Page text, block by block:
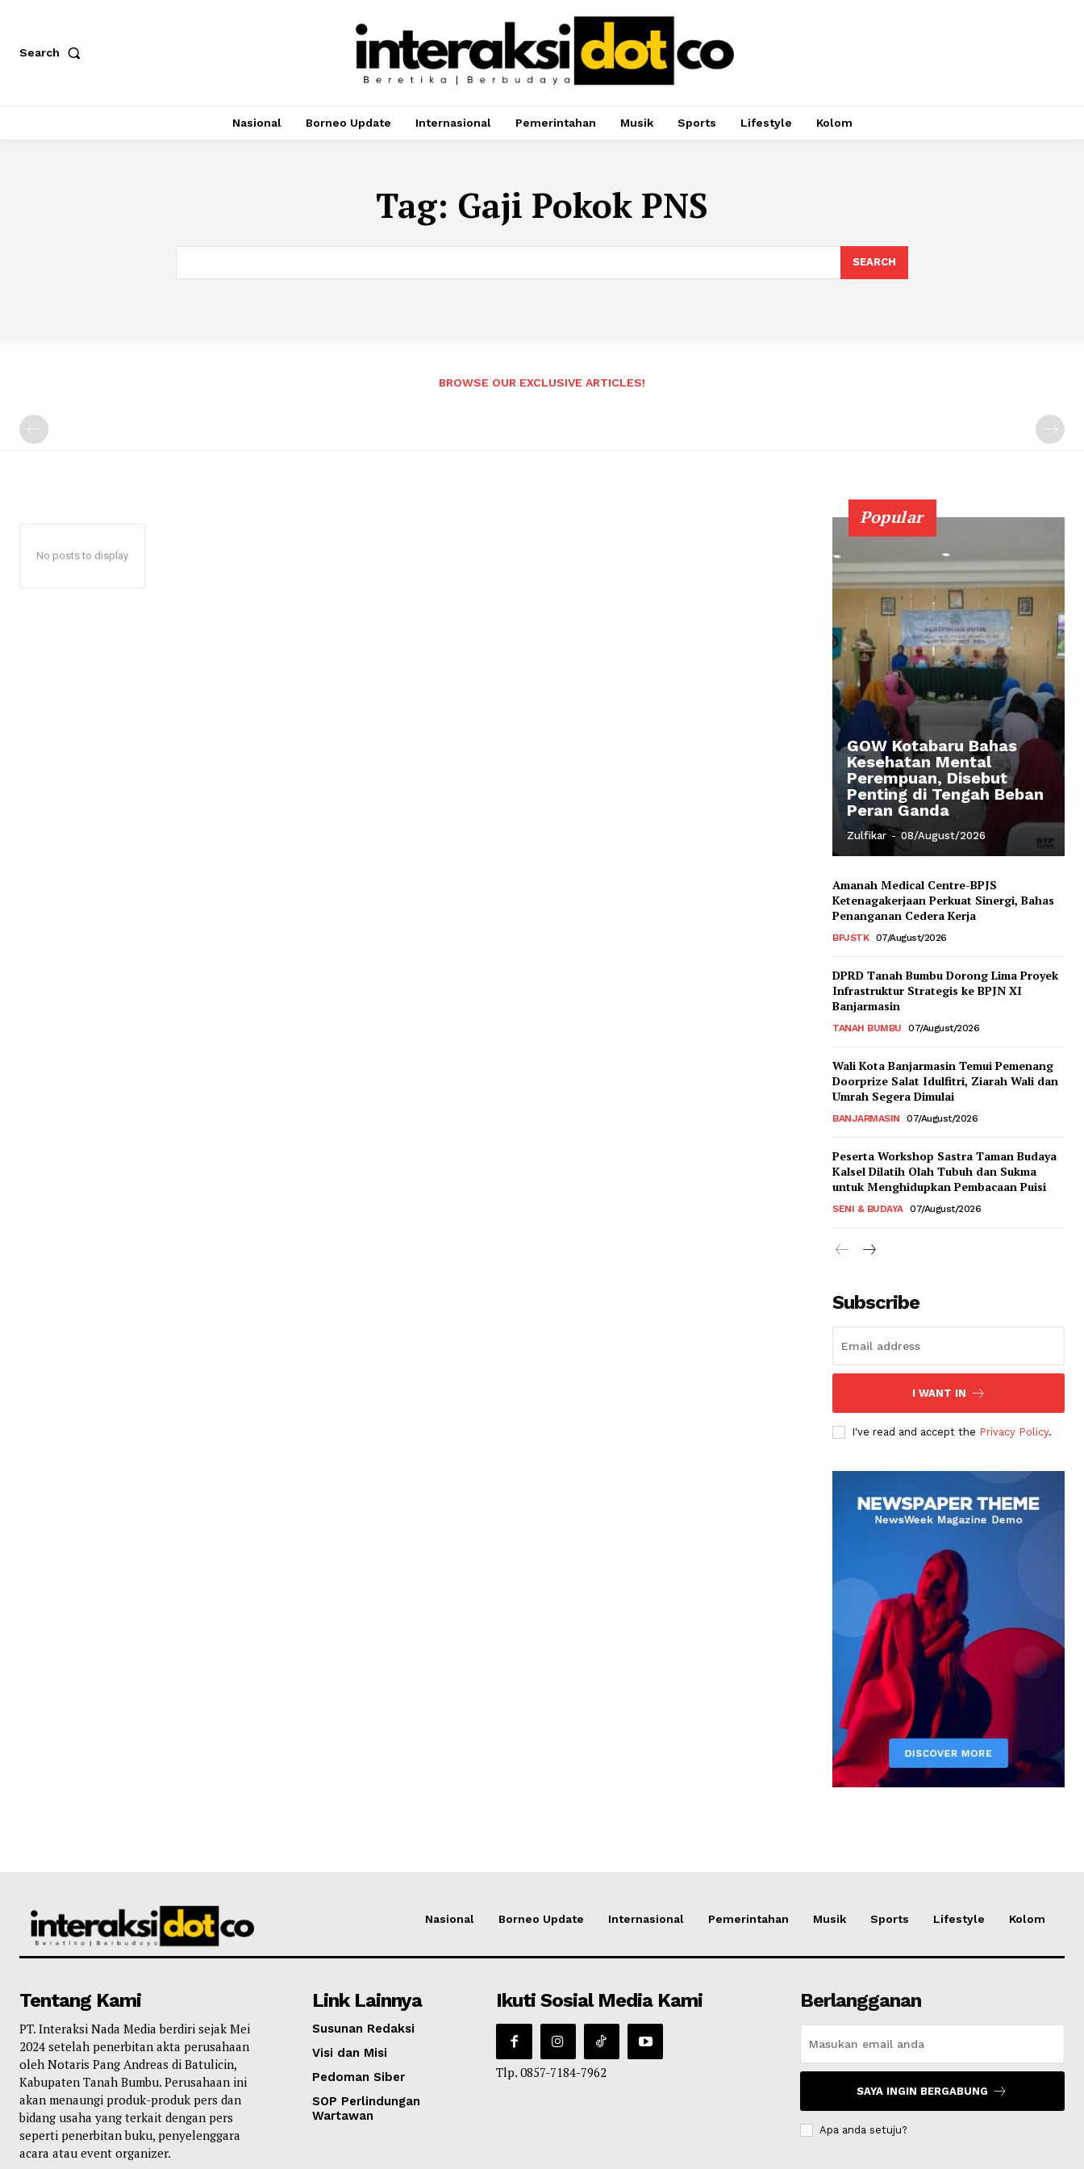
Search
Nasional Borneo Update Internasional Pemerintahan Musik Sports Lifestyle Kolom
Tag: Gaji Pokok PNS
SEARCH
BROWSE OUR EXCLUSIVE ARTICLES!
No posts to display
Popular
GOW Kotabaru Bahas
Kesehatan Mental
Perempuan, Disebut
Penting di Tengah Beban
Peran Ganda
Zulfikar - 08/August/2026
Amanah Medical Centre-BPJS
Ketenagakerjaan Perkuat Sinergi, Bahas
Penanganan Cedera Kerja
BPJSTK 07/August/2026
DPRD Tanah Bumbu Dorong Lima Proyek
Infrastruktur Strategis ke BPJN XI
Banjarmasin
TANAH BUMBU 07/August/2026
Wali Kota Banjarmasin Temui Pemenang
Doorprize Salat Idulfitri, Ziarah Wali dan
Umrah Segera Dimulai
BANJARMASIN 07/August/2026
Peserta Workshop Sastra Taman Budaya
Kalsel Dilatih Olah Tubuh dan Sukma
untuk Menghidupkan Pembacaan Puisi
SENI & BUDAYA 07/August/2026
Subscribe
I WANT IN
I've read and accept the Privacy Policy.
Nasional Borneo Update Internasional Pemerintahan Musik Sports Lifestyle Kolom
Tentang Kami
PT. Interaksi Nada Media berdiri sejak Mei
2024 setelah penerbitan akta perusahaan
oleh Notaris Pang Andreas di Batulicin,
Kabupaten Tanah Bumbu. Perusahaan ini
akan menaungi produk-produk pers dan
bidang usaha yang terkait dengan pers
seperti penerbitan buku, penyelenggara
acara atau event organizer.
Link Lainnya
Susunan Redaksi
Visi dan Misi
Pedoman Siber
SOP Perlindungan
Wartawan
Ikuti Sosial Media Kami
Tlp. 0857-7184-7962
Berlangganan
SAYA INGIN BERGABUNG
Apa anda setuju?